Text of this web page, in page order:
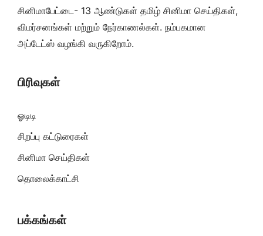
சினிமாபேட்டை- 13 ஆண்டுகள் தமிழ் சினிமா செய்திகள்,
விமர்சனங்கள் மற்றும் நேர்காணல்கள். நம்பகமான
அப்டேட்ஸ் வழங்கி வருகிறோம்.
பிரிவுகள்
ஓடிடி
சிறப்பு கட்டுரைகள்
சினிமா செய்திகள்
தொலைக்காட்சி
பக்கங்கள்